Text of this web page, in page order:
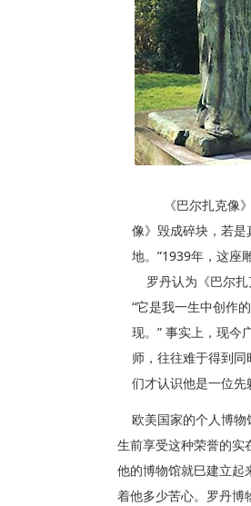
《巴尔扎克像》
像》毁成碎块，若
地。”1939年，这座
罗丹认为《巴尔扎
“它是我一生中创作
现。” 事实上，现今
师，往往难于得到
们才认识他是一位
欧美国家的个人博物
生前享受这种荣誉的实
他的博物馆就巳建立起
着他多少苦心。罗丹博